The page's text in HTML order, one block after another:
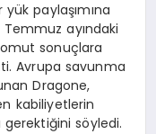
paylaşımına
ayındaki
sonuçlara
Avrupa savunma
Dragone,
kabiliyetlerin
gerektiğini söyledi.